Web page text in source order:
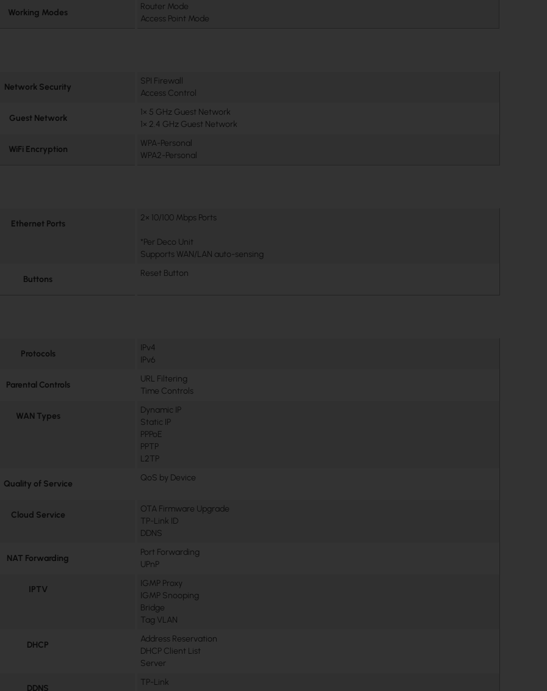
Working Modes
Router Mode
Access Point Mode
Network Security
SPI Firewall
Access Control
Guest Network
1× 5 GHz Guest Network
1× 2.4 GHz Guest Network
WiFi Encryption
WPA-Personal
WPA2-Personal
Ethernet Ports
2× 10/100 Mbps Ports
*Per Deco Unit
Supports WAN/LAN auto-sensing
Buttons
Reset Button
Protocols
IPv4
IPv6
Parental Controls
URL Filtering
Time Controls
WAN Types
Dynamic IP
Static IP
PPPoE
PPTP
L2TP
Quality of Service
QoS by Device
Cloud Service
OTA Firmware Upgrade
TP-Link ID
DDNS
NAT Forwarding
Port Forwarding
UPnP
IPTV
IGMP Proxy
IGMP Snooping
Bridge
Tag VLAN
DHCP
Address Reservation
DHCP Client List
Server
DDNS
TP-Link